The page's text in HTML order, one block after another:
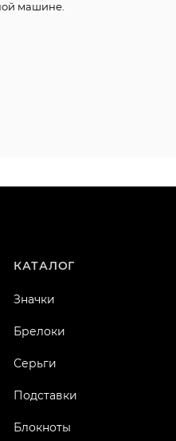
машине.
КАТАЛОГ
Значки
Брелоки
Серьги
Подставки
Блокноты